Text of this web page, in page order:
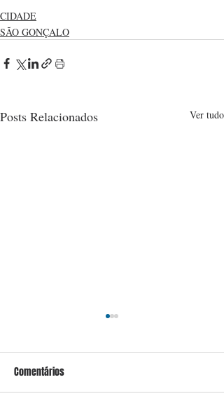
CIDADE
SÃO GONÇALO
Posts Relacionados Ver tudo
Comentários